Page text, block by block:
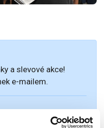
a slevové akce!
e-mailem.